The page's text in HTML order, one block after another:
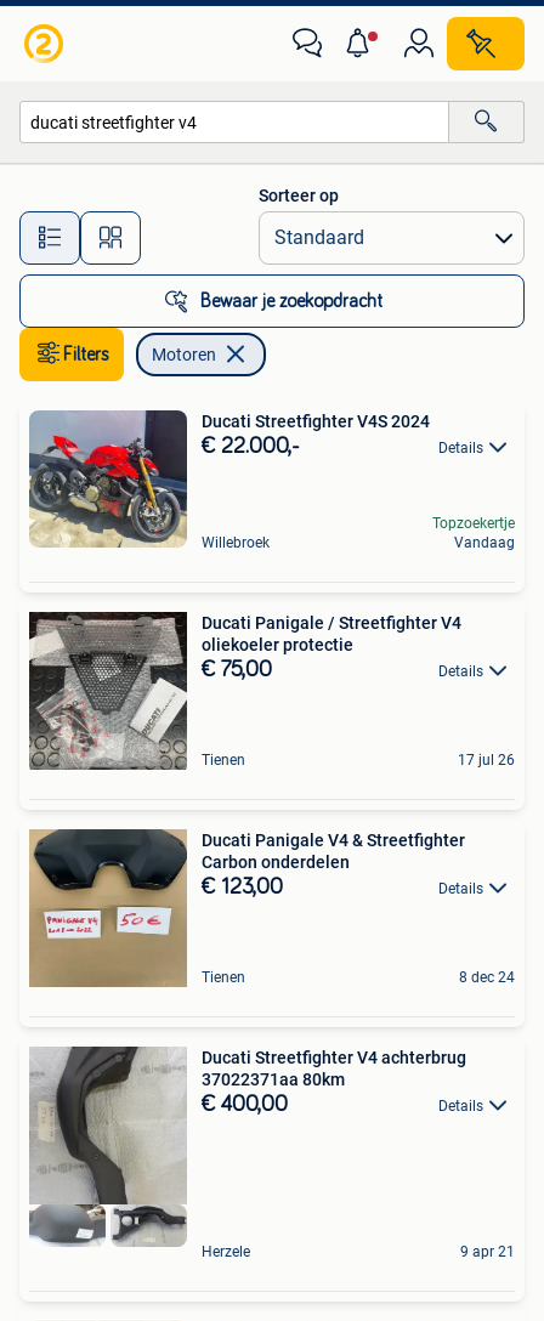
Alle afstanden…
Sorteer op
Bewaar je zoekopdracht
Filters Motoren
Ducati Streetfighter V4S 2024
€ 22.000,- Details
Willebroek
Topzoekertje
Vandaag
Ducati Panigale / Streetfighter V4
oliekoeler protectie
€ 75,00 Details
Tienen 17 jul 26
Ducati Panigale V4 & Streetfighter
Carbon onderdelen
€ 123,00 Details
Tienen 8 dec 24
Ducati Streetfighter V4 achterbrug
37022371aa 80km
€ 400,00 Details
Herzele 9 apr 21